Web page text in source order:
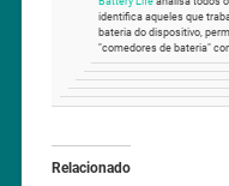
identifica aqueles que
bateria do dispositivo,
"comedores de bateria"
Relacionado